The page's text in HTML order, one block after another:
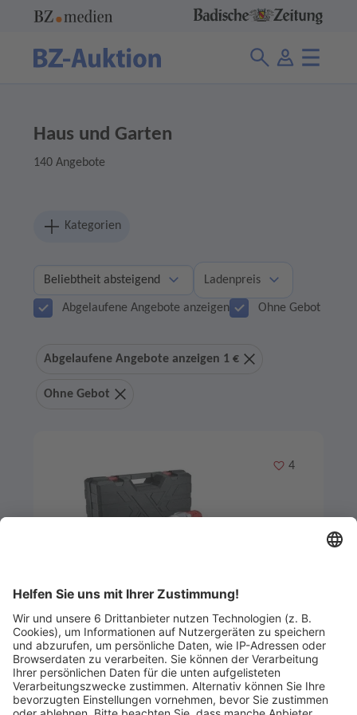
Haus und Garten
140 Angebote
Kategorien
Ladenpreis
Abgelaufene Angebote anzeigen Ohne Gebot
Abgelaufene Angebote anzeigen 1 €
Ohne Gebot
Merken
4
Artikel-ID: 2597 0
Flex Akku-Set Schlagschrauber mit
Schlagbohrschrauber
VEESER Bauzentrum Freiburg GmbH & Co. KG